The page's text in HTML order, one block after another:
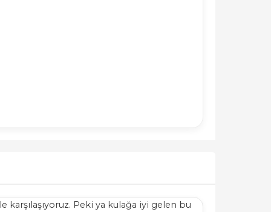
karşılaşıyoruz. Peki ya kulağa iyi gelen bu